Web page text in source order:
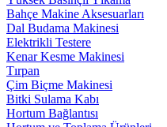
Bahçe Makine Aksesuarları
Dal Budama Makinesi
Elektrikli Testere
Kenar Kesme Makinesi
Tırpan
Çim Biçme Makinesi
Bitki Sulama Kabı
Hortum Bağlantısı